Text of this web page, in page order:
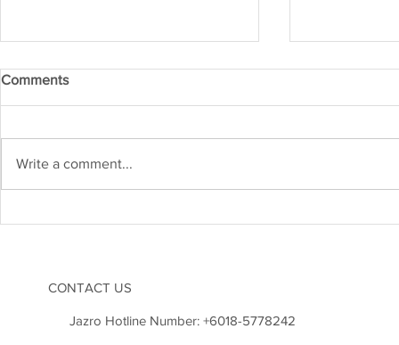
Comments
Write a comment...
CONTACT US
Jazro Hotline Number: +6018-5778242